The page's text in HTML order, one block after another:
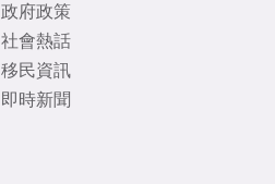
政府政策
社會熱話
移民資訊
即時新聞